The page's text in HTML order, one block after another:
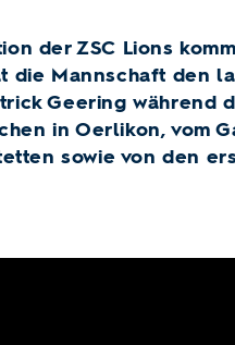
der ZSC Lions
die Mannschaft den
Geering während
in Oerlikon, vom
sowie von den